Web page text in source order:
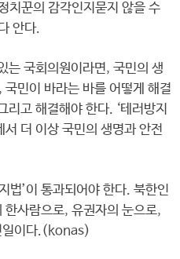
치꾼의 감각인지묻지 않을 수
안다.
는 국회의원이라면, 국민의 생
민이 바라는 바를 어떻게 해결
고 해결해야 한다. ‘테러방지
서 더 이상 국민의 생명과 안전
법’이 통과되어야 한다. 북한인
사람으로, 유권자의 눈으로,
일이다.(konas)